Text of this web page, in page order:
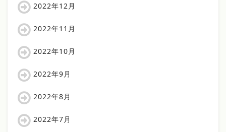
2022年12月
2022年11月
2022年10月
2022年9月
2022年8月
2022年7月